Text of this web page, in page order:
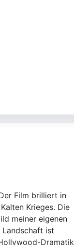
Film brilliert in
Krieges. Die
meiner eigenen
Landschaft ist
Dramatik